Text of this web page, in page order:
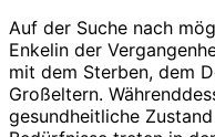
Auf der Suche nach
Enkelin der
mit dem Sterben, dem
Großeltern.
gesundheitliche